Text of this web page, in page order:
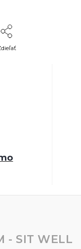
- SIT WELL